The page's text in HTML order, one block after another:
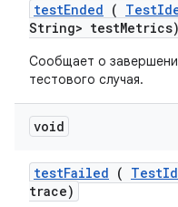
testEnded ( Test
String> testMetrics)
Сообщает о
тестового случая.
void
testFailed ( Test
trace)